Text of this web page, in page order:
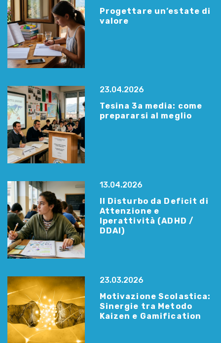
Progettare un’estate di
valore
23.04.2026
Tesina 3a media: come
prepararsi al meglio
13.04.2026
Il Disturbo da Deficit di
Attenzione e
Iperattività (ADHD /
DDAI)
23.03.2026
Motivazione Scolastica:
Sinergie tra Metodo
Kaizen e Gamification